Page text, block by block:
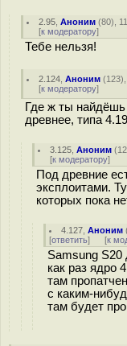
2.95 ,Аноним (80),
[к модератору]
Тебе нельзя!
2.124 ,Аноним (123
[к модератору]
Где ж ты
древнее, типа
3.125 ,Аноним (
[к модератору]
Под древние
эксплоитами.
которых пока
4.127 ,Аноним
[ответить] [к
Samsung S20
как раз ядро
там
с каким-
там будет